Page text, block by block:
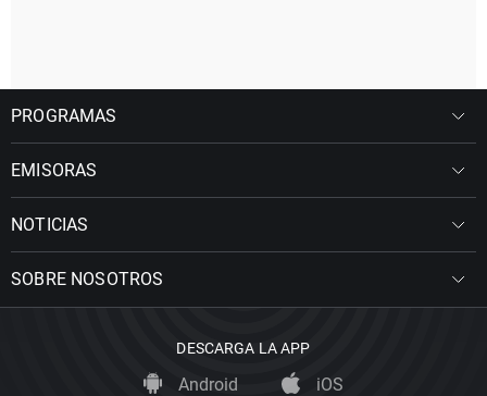
PROGRAMAS
EMISORAS
NOTICIAS
SOBRE NOSOTROS
DESCARGA LA APP
Android iOS